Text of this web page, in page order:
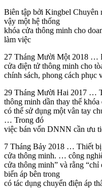
Biên tập bởi Kingbel
vậy một hệ thống
khóa cửa thông minh cho
làm việc
27 Tháng Mười Một 2018 …
cửa điện tử thông minh cho
chính sách, phong cách phục
29 Tháng Mười Hai 2017 …
thông minh dần thay thế
có thể sử dụng một vân tay
… Trong đó
việc bán vốn DNNN cần ưu
7 Tháng Bảy 2018 … Thiết bị
cửa thông minh. … công
cửa thông minh” và rằng
biến áp bên trong
có tác dụng chuyển điện áp